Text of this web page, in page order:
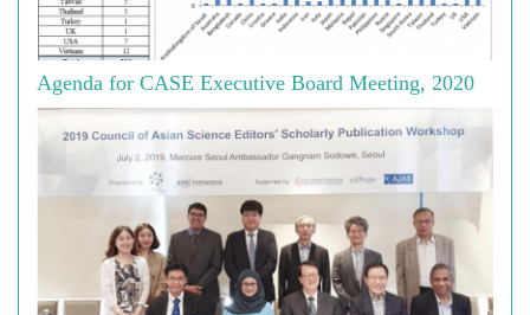
Agenda for CASE Executive Board Meeting, 2020